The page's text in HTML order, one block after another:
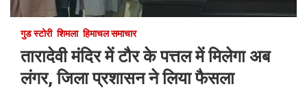
गुड स्टोरी शिमला हिमाचल समाचार
तारादेवी मंदिर में टौर के पत्तल में मिलेगा अब
लंगर, जिला प्रशासन ने लिया फैसला